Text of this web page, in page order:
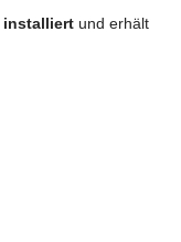
installiert und erhält